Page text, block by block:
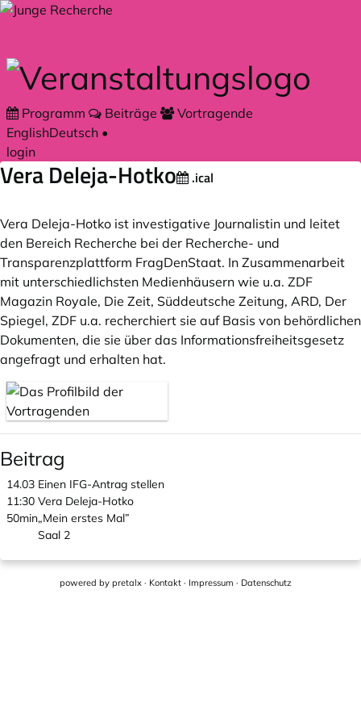
Zum Hauptteil springen
Programm Beiträge
Vortragende
EnglishDeutsch •
login
Vera Deleja-Hotko .ical
Vera Deleja-Hotko ist investigative Journalistin und leitet
den Bereich Recherche bei der Recherche- und
Transparenzplattform FragDenStaat. In Zusammenarbeit
mit unterschiedlichsten Medienhäusern wie u.a. ZDF
Magazin Royale, Die Zeit, Süddeutsche Zeitung, ARD, Der
Spiegel, ZDF u.a. recherchiert sie auf Basis von behördlichen
Dokumenten, die sie über das Informationsfreiheitsgesetz
angefragt und erhalten hat.
Beitrag
14.03
11:30
50min
Einen IFG-Antrag stellen
Vera Deleja-Hotko
„Mein erstes Mal”
Saal 2
powered by pretalx · Kontakt · Impressum · Datenschutz